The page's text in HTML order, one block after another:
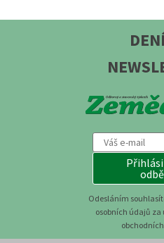
Odesláním
osobních údajů